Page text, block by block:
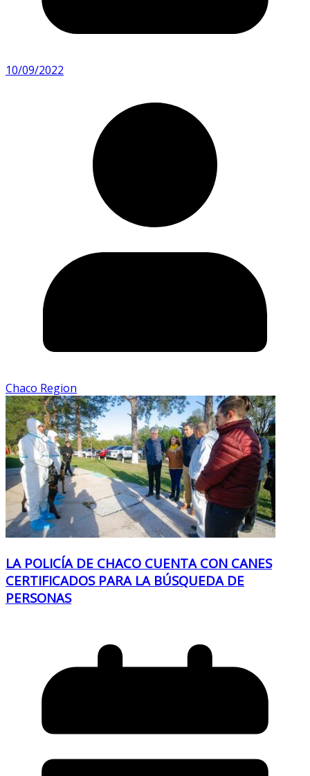
10/09/2022
Chaco Region
LA POLICÍA DE CHACO CUENTA CON CANES
CERTIFICADOS PARA LA BÚSQUEDA DE
PERSONAS